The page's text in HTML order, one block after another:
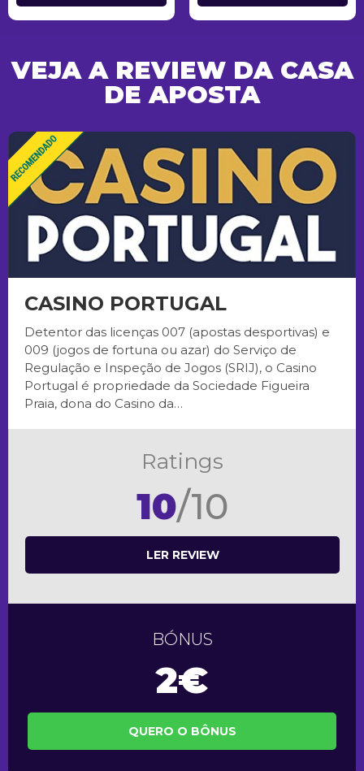
VEJA A REVIEW DA CASA
DE APOSTA
CASINO PORTUGAL
Detentor das licenças 007 (apostas desportivas) e
009 (jogos de fortuna ou azar) do Serviço de
Regulação e Inspeção de Jogos (SRIJ), o Casino
Portugal é propriedade da Sociedade Figueira
Praia, dona do Casino da…
Ratings
10/10
LER REVIEW
BÓNUS
2€
QUERO O BÔNUS